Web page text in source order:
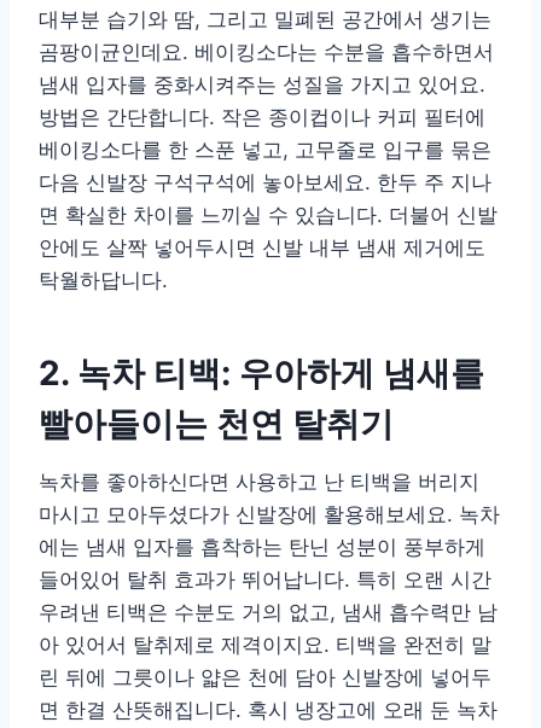
대부분 습기와 땀, 그리고 밀폐된 공간에서 생기는
곰팡이균인데요. 베이킹소다는 수분을 흡수하면서
냄새 입자를 중화시켜주는 성질을 가지고 있어요.
방법은 간단합니다. 작은 종이컵이나 커피 필터에
베이킹소다를 한 스푼 넣고, 고무줄로 입구를 묶은
다음 신발장 구석구석에 놓아보세요. 한두 주 지나
면 확실한 차이를 느끼실 수 있습니다. 더불어 신발
안에도 살짝 넣어두시면 신발 내부 냄새 제거에도
탁월하답니다.
2. 녹차 티백: 우아하게 냄새를
빨아들이는 천연 탈취기
녹차를 좋아하신다면 사용하고 난 티백을 버리지
마시고 모아두셨다가 신발장에 활용해보세요. 녹차
에는 냄새 입자를 흡착하는 탄닌 성분이 풍부하게
들어있어 탈취 효과가 뛰어납니다. 특히 오랜 시간
우려낸 티백은 수분도 거의 없고, 냄새 흡수력만 남
아 있어서 탈취제로 제격이지요. 티백을 완전히 말
린 뒤에 그릇이나 얇은 천에 담아 신발장에 넣어두
면 한결 산뜻해집니다. 혹시 냉장고에 오래 둔 녹차